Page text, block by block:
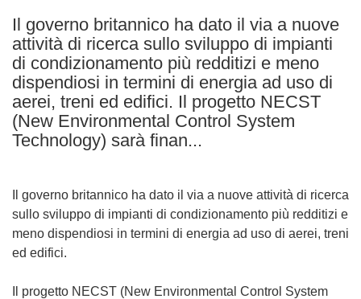
Il governo britannico ha dato il via a nuove
attività di ricerca sullo sviluppo di impianti
di condizionamento più redditizi e meno
dispendiosi in termini di energia ad uso di
aerei, treni ed edifici. Il progetto NECST
(New Environmental Control System
Technology) sarà finan...
Il governo britannico ha dato il via a nuove attività di ricerca
sullo sviluppo di impianti di condizionamento più redditizi e
meno dispendiosi in termini di energia ad uso di aerei, treni
ed edifici.
Il progetto NECST (New Environmental Control System